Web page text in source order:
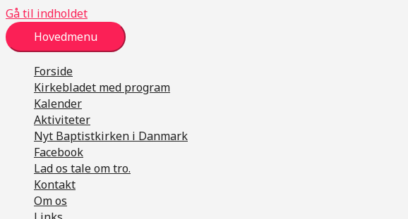
Gå til indholdet
Hovedmenu
Forside
Kirkebladet med program
Kalender
Aktiviteter
Nyt Baptistkirken i Danmark
Facebook
Lad os tale om tro.
Kontakt
Om os